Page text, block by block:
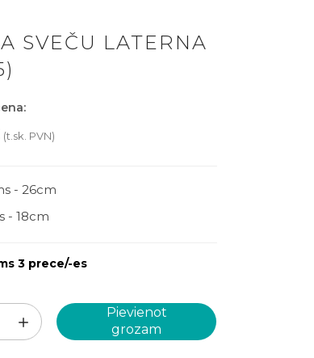
SVEČU LATERNA
(t.sk. PVN)
- 26cm
- 18cm
3 prece/-es
Pievienot
grozam